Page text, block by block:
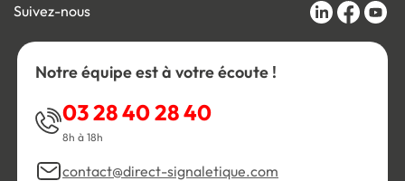
Suivez-nous
Notre équipe est à votre écoute !
03 28 40 28 40
8h à 18h
contact@direct-signaletique.com